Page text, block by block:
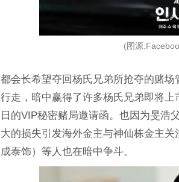
(图源
都会长希望夺回杨氏兄弟所抢夺的赌
行走，暗中赢得了许多杨氏兄弟即将
日的VIP秘密赌局邀请函。也因为旻浩
大的损失引发海外金主与神仙栋金主
成泰饰）等人也在暗中争斗。